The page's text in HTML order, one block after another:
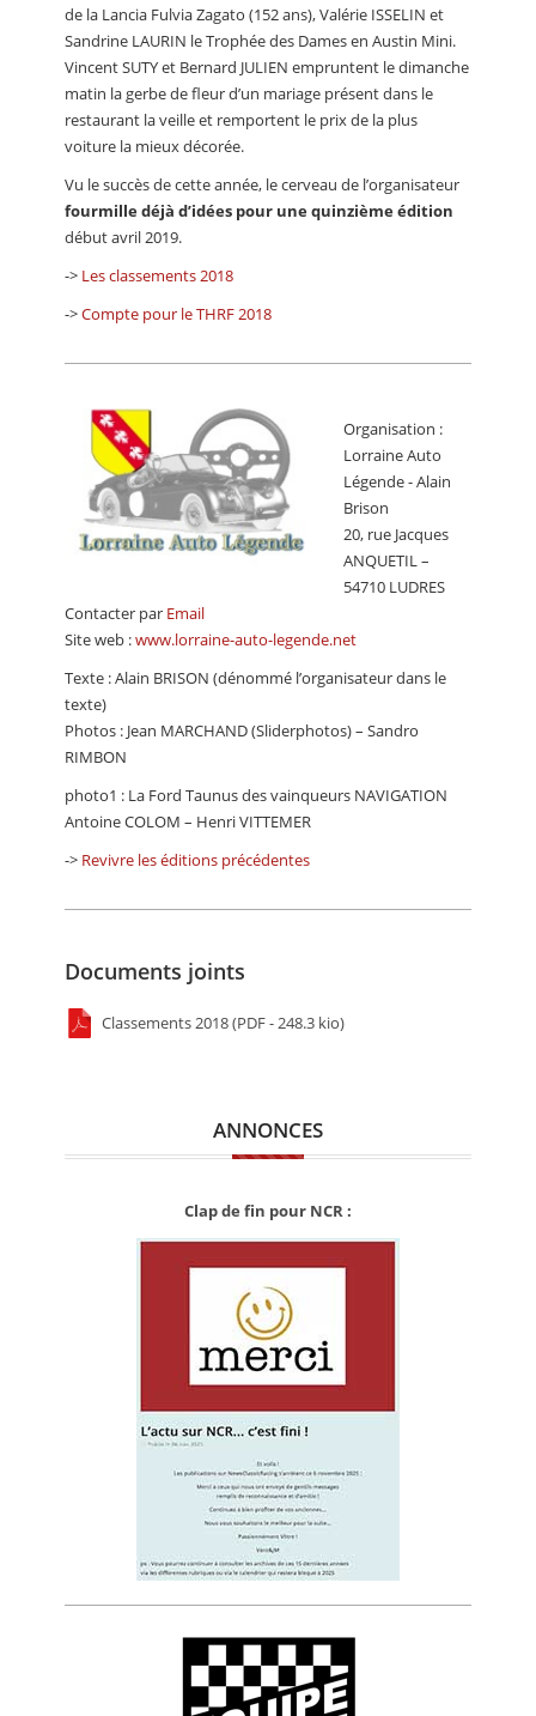
de la Lancia Fulvia Zagato (152 ans), Valérie ISSELIN et
Sandrine LAURIN le Trophée des Dames en Austin Mini.
Vincent SUTY et Bernard JULIEN empruntent le dimanche
matin la gerbe de fleur d’un mariage présent dans le
restaurant la veille et remportent le prix de la plus
voiture la mieux décorée.
Vu le succès de cette année, le cerveau de l’organisateur
fourmille déjà d’idées pour une quinzième édition
début avril 2019.
-> Les classements 2018
->Compte pour le THRF 2018
Organisation :
Lorraine Auto
Légende - Alain
Brison
20, rue Jacques
ANQUETIL –
54710 LUDRES
Contacter par Email
Site web :www.lorraine-auto-legende.net
Texte : Alain BRISON (dénommé l’organisateur dans le
texte)
Photos : Jean MARCHAND (Sliderphotos) – Sandro
RIMBON
photo1 : La Ford Taunus des vainqueurs NAVIGATION
Antoine COLOM – Henri VITTEMER
-> Revivre les éditions précédentes
Documents joints
Classements 2018 (PDF - 248.3 kio)
ANNONCES
Clap de fin pour NCR :